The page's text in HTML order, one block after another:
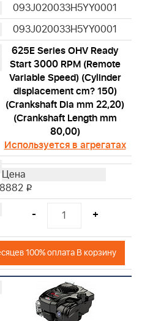
093J020033H5YY0001
093J020033H5YY0001
625E Series OHV Ready
Start 3000 RPM (Remote
Variable Speed) (Cylinder
displacement cm? 150)
(Crankshaft Dia mm 22,20)
(Crankshaft Length mm
80,00)
Используется в агрегатах
i
- +
100% оплата В корзину